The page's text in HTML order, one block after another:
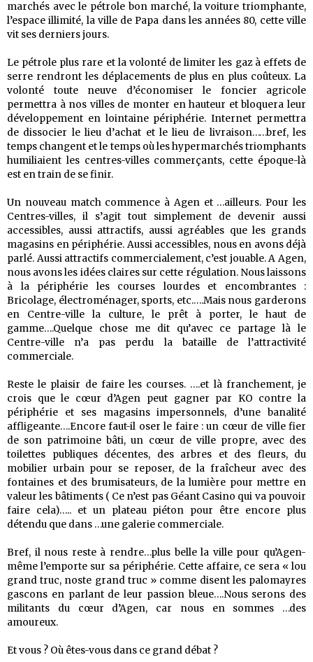
marchés avec le pétrole bon marché, la voiture triomphante,
l’espace illimité, la ville de Papa dans les années 80, cette ville
vit ses derniers jours.
Le pétrole plus rare et la volonté de limiter les gaz à effets de
serre rendront les déplacements de plus en plus coûteux. La
volonté toute neuve d’économiser le foncier agricole
permettra à nos villes de monter en hauteur et bloquera leur
développement en lointaine périphérie. Internet permettra
de dissocier le lieu d’achat et le lieu de livraison……bref, les
temps changent et le temps où les hypermarchés triomphants
humiliaient les centres-villes commerçants, cette époque-là
est en train de se finir.
Un nouveau match commence à Agen et …ailleurs. Pour les
Centres-villes, il s’agit tout simplement de devenir aussi
accessibles, aussi attractifs, aussi agréables que les grands
magasins en périphérie. Aussi accessibles, nous en avons déjà
parlé. Aussi attractifs commercialement, c’est jouable. A Agen,
nous avons les idées claires sur cette régulation. Nous laissons
à la périphérie les courses lourdes et encombrantes :
Bricolage, électroménager, sports, etc.….Mais nous garderons
en Centre-ville la culture, le prêt à porter, le haut de
gamme….Quelque chose me dit qu’avec ce partage là le
Centre-ville n’a pas perdu la bataille de l’attractivité
commerciale.
Reste le plaisir de faire les courses. ….et là franchement, je
crois que le cœur d’Agen peut gagner par KO contre la
périphérie et ses magasins impersonnels, d’une banalité
affligeante….Encore faut-il oser le faire : un cœur de ville fier
de son patrimoine bâti, un cœur de ville propre, avec des
toilettes publiques décentes, des arbres et des fleurs, du
mobilier urbain pour se reposer, de la fraîcheur avec des
fontaines et des brumisateurs, de la lumière pour mettre en
valeur les bâtiments ( Ce n’est pas Géant Casino qui va pouvoir
faire cela)….. et un plateau piéton pour être encore plus
détendu que dans …une galerie commerciale.
Bref, il nous reste à rendre…plus belle la ville pour qu’Agen-
même l’emporte sur sa périphérie. Cette affaire, ce sera « lou
grand truc, noste grand truc » comme disent les palomayres
gascons en parlant de leur passion bleue….Nous serons des
militants du cœur d’Agen, car nous en sommes …des
amoureux.
Et vous ? Où êtes-vous dans ce grand débat ?